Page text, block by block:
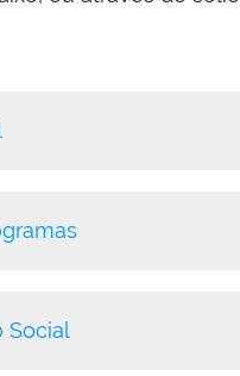
Social